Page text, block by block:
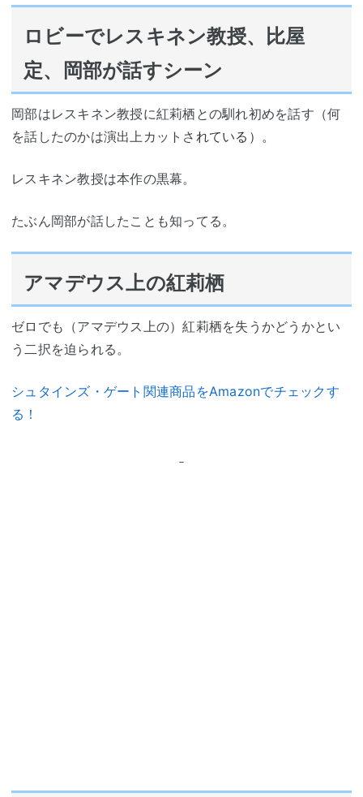
ロビーでレスキネン教授、比屋
定、岡部が話すシーン
岡部はレスキネン教授に紅莉栖との馴れ初めを話す（何
を話したのかは演出上カットさ れている）。
レスキネン教授は本作の黒幕。
たぶん岡部が話したことも知ってる。
アマデウス上の紅莉栖
ゼロでも（アマデウス上の）紅莉栖を失うかどうかとい
う二択を迫られる。
シュタインズ・ゲート関連商品をAmazonでチェックす
る！